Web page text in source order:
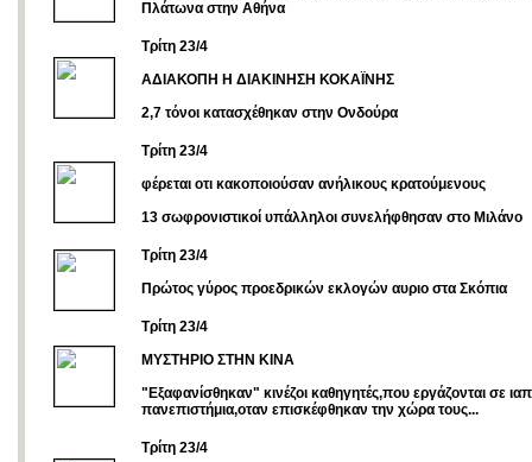
Πλάτωνα στην Αθήνα
Τρίτη 23/4
ΑΔΙΑΚΟΠΗ Η ΔΙΑΚΙΝΗΣΗ ΚΟΚΑΪΝΗΣ
2,7 τόνοι κατασχέθηκαν στην Ονδούρα
Τρίτη 23/4
φέρεται οτι κακοποιούσαν ανήλικους κρατούμενους
13 σωφρονιστικοί υπάλληλοι συνελήφθησαν στο Μιλάνο
Τρίτη 23/4
Πρώτος γύρος προεδρικών εκλογών αυριο στα Σκόπια
Τρίτη 23/4
ΜΥΣΤΗΡΙΟ ΣΤΗΝ ΚΙΝΑ
"Eξαφανίσθηκαν" κινέζοι καθηγητές,που εργάζονται σε
πανεπιστήμια,οταν επισκέφθηκαν την χώρα τους...
Τρίτη 23/4